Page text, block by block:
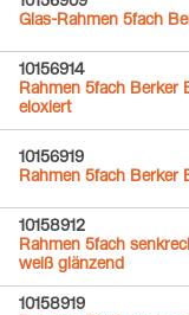
Glas-Rahmen 5fach
10156914
Rahmen 5fach Berker
eloxiert
10156919
Rahmen 5fach Berker
10158912
Rahmen 5fach
weiß glänzend
10158919